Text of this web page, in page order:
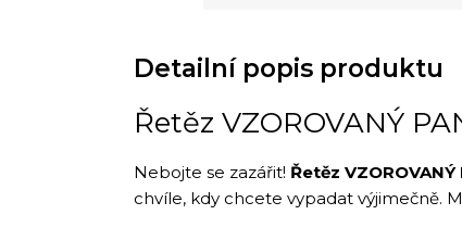
Detailní popis produktu
Řetěz VZOROVANÝ
Nebojte se zazářit! Řetěz VZOROVANÝ
chvíle, kdy chcete vypadat výjimečně.